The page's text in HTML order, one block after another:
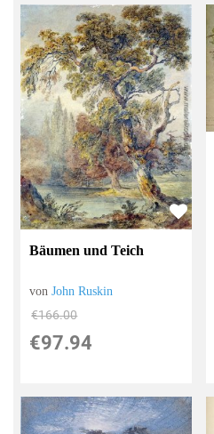
Bäumen und Teich
vonJohn Ruskin
€166.00
€97.94